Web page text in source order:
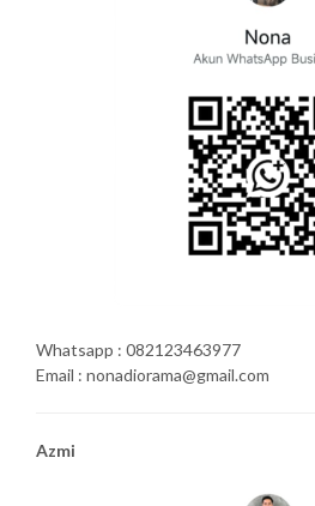
Whatsapp : 082123463977
Email : nonadiorama@gmail.com
Azmi